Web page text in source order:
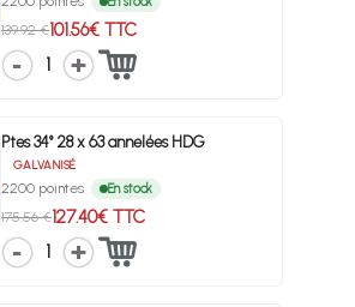
139.92 €101.56€ TTC
1
Ptes 34° 28 x 63 annelées HDG
GALVANISÉ
2200 pointes En stock
175.56 €127.40€ TTC
1